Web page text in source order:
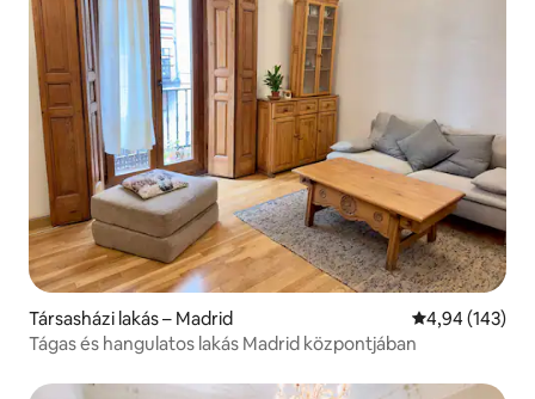
Társasházi lakás – Madrid Átlagos
4,94 (143)
Tágas és hangulatos lakás Madrid központjában